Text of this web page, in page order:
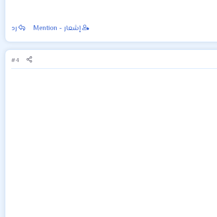
إشعار - Mention رد
#4